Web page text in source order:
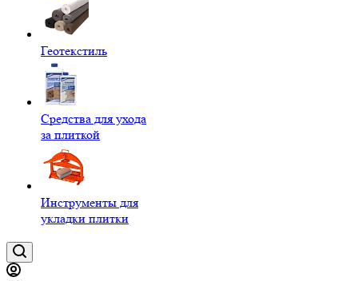
Геотекстиль
Средства для ухода
за плиткой
Инструменты для
укладки плитки